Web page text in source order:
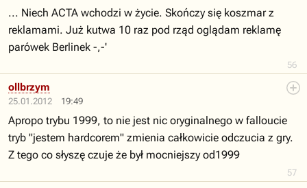
56
... Niech ACTA wchodzi w życie. Skończy się koszmar z
reklamami. Już kutwa 10 raz pod rząd oglądam reklamę
parówek Berlinek -,-'
25.01.2012 19:49
57
ollbrzym
Apropo trybu 1999, to nie jest nic oryginalnego w falloucie
tryb "jestem hardcorem" zmienia całkowicie odczucia z gry.
Z tego co słyszę czuje że był mocniejszy od1999